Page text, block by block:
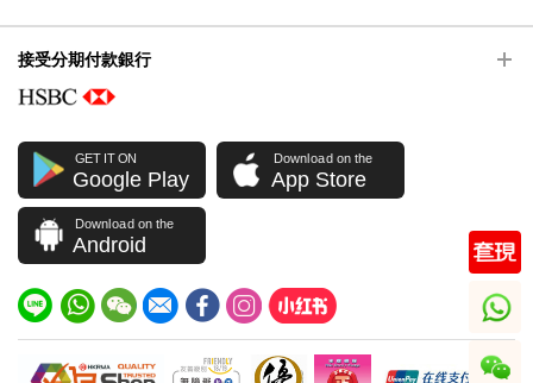
接受分期付款銀行
GET IT ON
Google Play
Download on the
App Store
Download on the
Android
whatsapp